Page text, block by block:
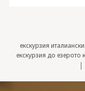
екскурзия
екскурзия до езерото
|